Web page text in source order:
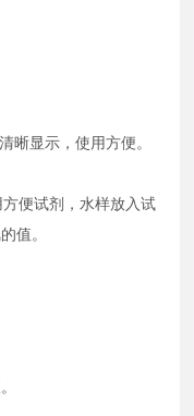
晰显示，使用方便。
便试剂，水样放入试
值。